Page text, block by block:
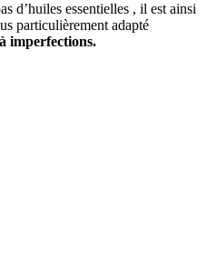
d’huiles essentielles , il est ainsi
particulièrement adapté
imperfections.